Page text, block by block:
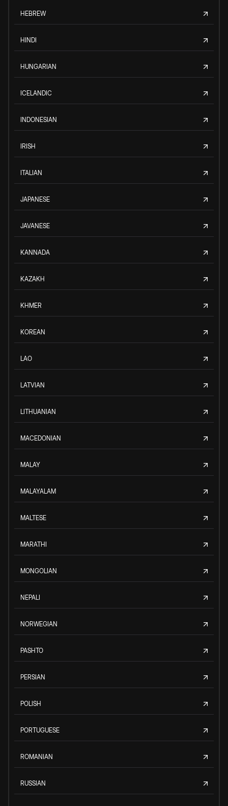
HEBREW
HINDI
HUNGARIAN
ICELANDIC
INDONESIAN
IRISH
ITALIAN
JAPANESE
JAVANESE
KANNADA
KAZAKH
KHMER
KOREAN
LAO
LATVIAN
LITHUANIAN
MACEDONIAN
MALAY
MALAYALAM
MALTESE
MARATHI
MONGOLIAN
NEPALI
NORWEGIAN
PASHTO
PERSIAN
POLISH
PORTUGUESE
ROMANIAN
RUSSIAN